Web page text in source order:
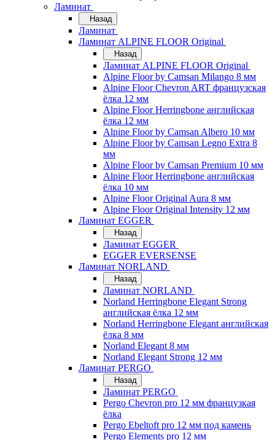
Ламинат
Назад
Ламинат
Ламинат ALPINE FLOOR Original
Назад
Ламинат ALPINE FLOOR Original
Alpine Floor by Camsan Milango 8 мм
Alpine Floor Chevron ART французская
ёлка 12 мм
Alpine Floor Herringbone английская
ёлка 12 мм
Alpine Floor by Camsan Albero 10 мм
Alpine Floor by Camsan Legno Extra 8
мм
Alpine Floor by Camsan Premium 10 мм
Alpine Floor Herringbone английская
ёлка 10 мм
Alpine Floor Original Aura 8 мм
Alpine Floor Original Intensity 12 мм
Ламинат EGGER
Назад
Ламинат EGGER
EGGER EVERSENSE
Ламинат NORLAND
Назад
Ламинат NORLAND
Norland Herringbone Elegant Strong
английская ёлка 12 мм
Norland Herringbone Elegant английская
ёлка 8 мм
Norland Elegant 8 мм
Norland Elegant Strong 12 мм
Ламинат PERGO
Назад
Ламинат PERGO
Pergo Chevron pro 12 мм французкая
ёлка
Pergo Ebeltoft pro 12 мм под камень
Pergo Elements pro 12 мм